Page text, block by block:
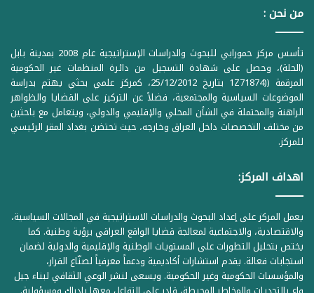
من نحن :
تأسس مركز حمورابي للبحوث والدراسات الإستراتيجية عام 2008 بمدينة بابل
(الحلة)، وحصل على شهادة التسجيل من دائرة المنظمات غير الحكومية
المرقمة ((1Z71874 بتاريخ 25/12/2012، كمركز علمي بحثي يهتم بدراسة
الموضوعات السياسية والمجتمعية، فضلاً عن التركيز على القضايا والظواهر
الراهنة والمحتملة في الشأن المحلي والإقليمي والدولي، ويتعامل مع باحثين
من مختلف التخصصات داخل العراق وخارجه، حيث تحتضن بغداد المقر الرئيسي
للمركز.
اهداف المركز:
يعمل المركز على إعداد البحوث والدراسات الاستراتيجية في المجالات السياسية،
والاقتصادية، والاجتماعية لمعالجة قضايا الواقع العراقي برؤية وطنية. كما
يختص بتحليل التطورات على المستويات الوطنية والإقليمية والدولية لضمان
استجابات فعالة. يقدم استشارات أكاديمية ودعماً معرفياً لصنّاع القرار،
والمؤسسات الحكومية وغير الحكومية. ويسعى لنشر الوعي الثقافي لبناء جيل